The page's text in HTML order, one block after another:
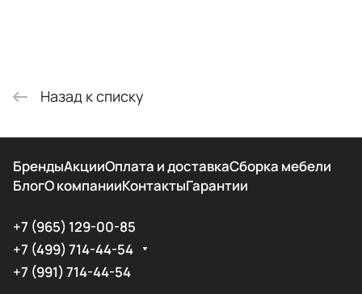
Назад к списку
БрендыАкцииОплата и доставкаСборка мебели
БлогО компанииКонтактыГарантии
+7 (965) 129-00-85
+7 (499) 714-44-54
+7 (991) 714-44-54